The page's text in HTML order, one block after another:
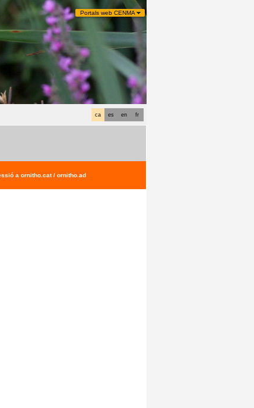
Portals web CENMA
fr
en
es
ca
a ornitho.cat / ornitho.ad